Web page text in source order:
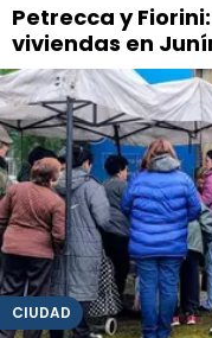
Petrecca y
viviendas en
CIUDAD